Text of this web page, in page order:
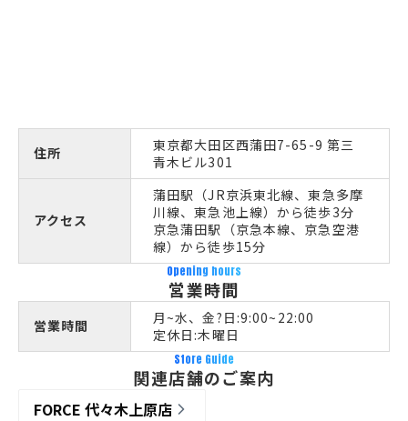
住所
東京都大田区西蒲田7-65-9 第三
青木ビル301
アクセス
蒲田駅（JR京浜東北線、東急多摩
川線、東急池上線）から徒歩3分
京急蒲田駅（京急本線、京急空港
線）から徒歩15分
Opening hours
営業時間
営業時間
月~水、金?日:9:00~22:00
定休日:木曜日
Store Guide
関連店舗のご案内
FORCE 代々木上原店